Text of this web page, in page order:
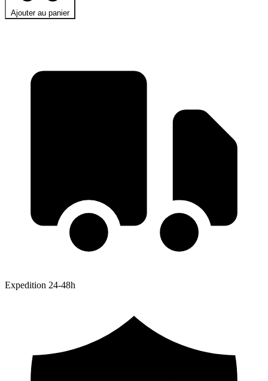
Ajouter au panier
Expedition 24-48h